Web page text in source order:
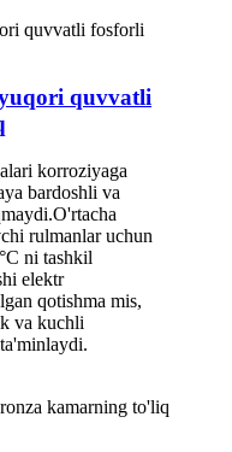
quvvatli
korroziyaga
bardoshli va
rulmanlar uchun
ni tashkil
elektr
qotishma mis,
va kuchli